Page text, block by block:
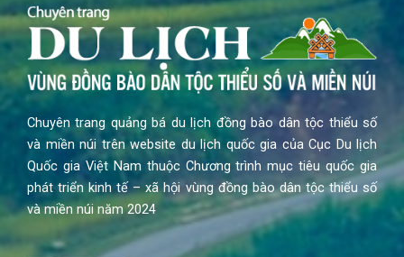
Chuyên trang quảng bá du lịch đồng bào dân tộc thiểu số
và miền núi trên website du lịch quốc gia của Cục Du lịch
Quốc gia Việt Nam thuộc Chương trình mục tiêu quốc gia
phát triển kinh tế – xã hội vùng đồng bào dân tộc thiểu số
và miền núi năm 2024